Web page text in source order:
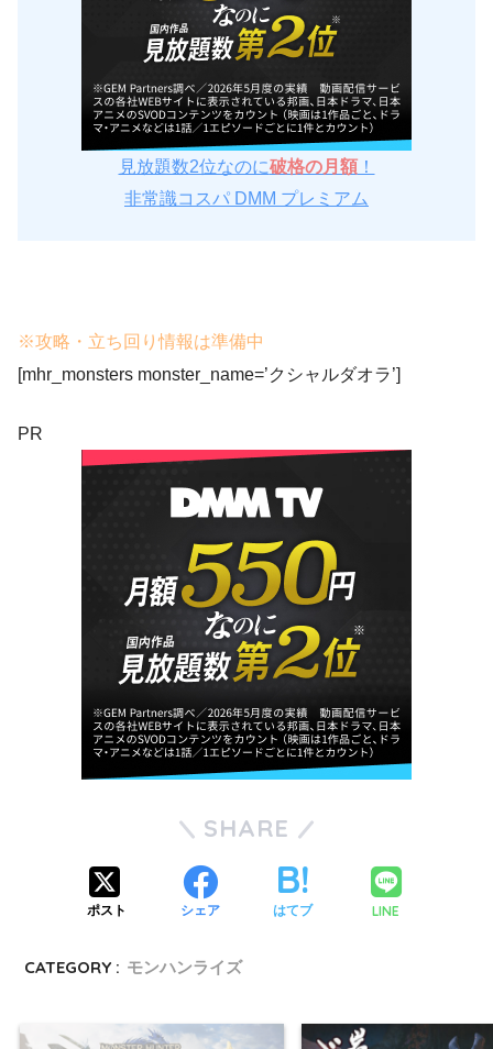
見放題数2位なのに破格の月額！
非常識コスパ DMM プレミアム
※攻略・立ち回り情報は準備中
[mhr_monsters monster_name=’クシャルダオラ’]
PR
SHARE
ポスト シェア はてブ LINE
CATEGORY : モンハンライズ